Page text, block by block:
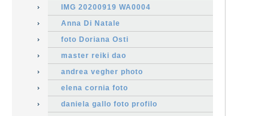
IMG 20200919 WA0004
Anna Di Natale
foto Doriana Osti
master reiki dao
andrea vegher photo
elena cornia foto
daniela gallo foto profilo